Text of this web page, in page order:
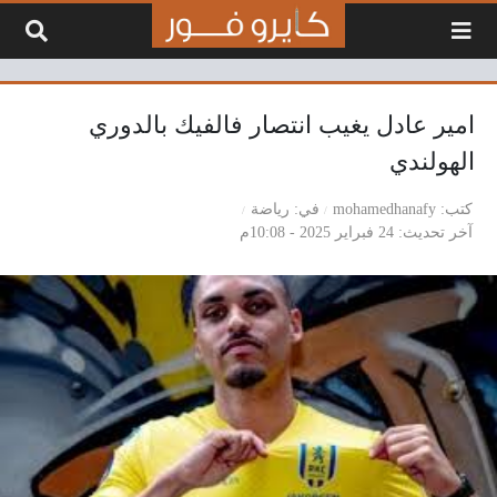
امير عادل يغيب انتصار فالفيك بالدوري
الهولندي
كتب mohamedhanafy في
رياضة
آخر تحديث 24 فبراير 2025 - 10:08م